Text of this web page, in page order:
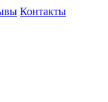
Контакты